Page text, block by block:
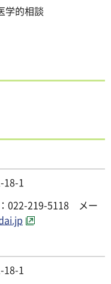
学的相談
18-1
022-219-5118 メー
18-1